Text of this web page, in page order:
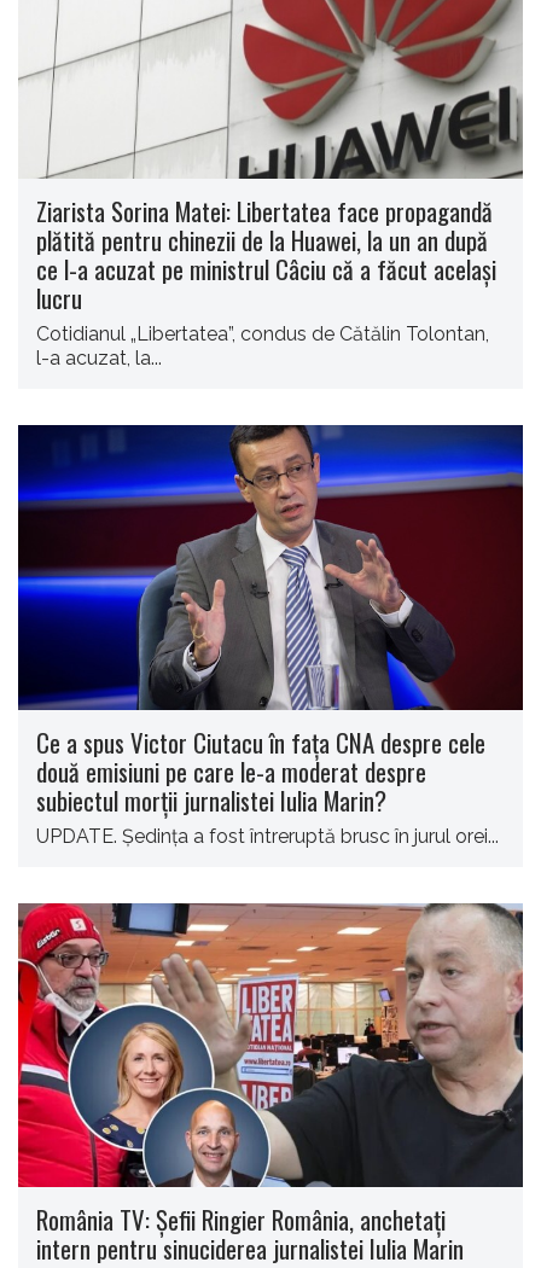
Ziarista Sorina Matei: Libertatea face propagandă
plătită pentru chinezii de la Huawei, la un an după
ce l-a acuzat pe ministrul Câciu că a făcut același
lucru
Cotidianul „Libertatea”, condus de Cătălin Tolontan,
l-a acuzat, la...
Ce a spus Victor Ciutacu în faţa CNA despre cele
două emisiuni pe care le-a moderat despre
subiectul morţii jurnalistei Iulia Marin?
UPDATE. Şedinţa a fost întreruptă brusc în jurul orei...
România TV: Șefii Ringier România, anchetați
intern pentru sinuciderea jurnalistei Iulia Marin